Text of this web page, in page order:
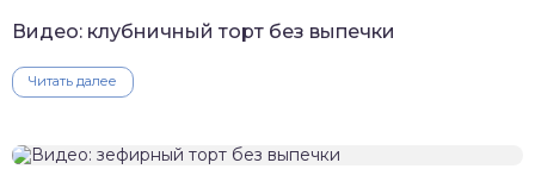
Видео: клубничный торт без выпечки
Читать далее